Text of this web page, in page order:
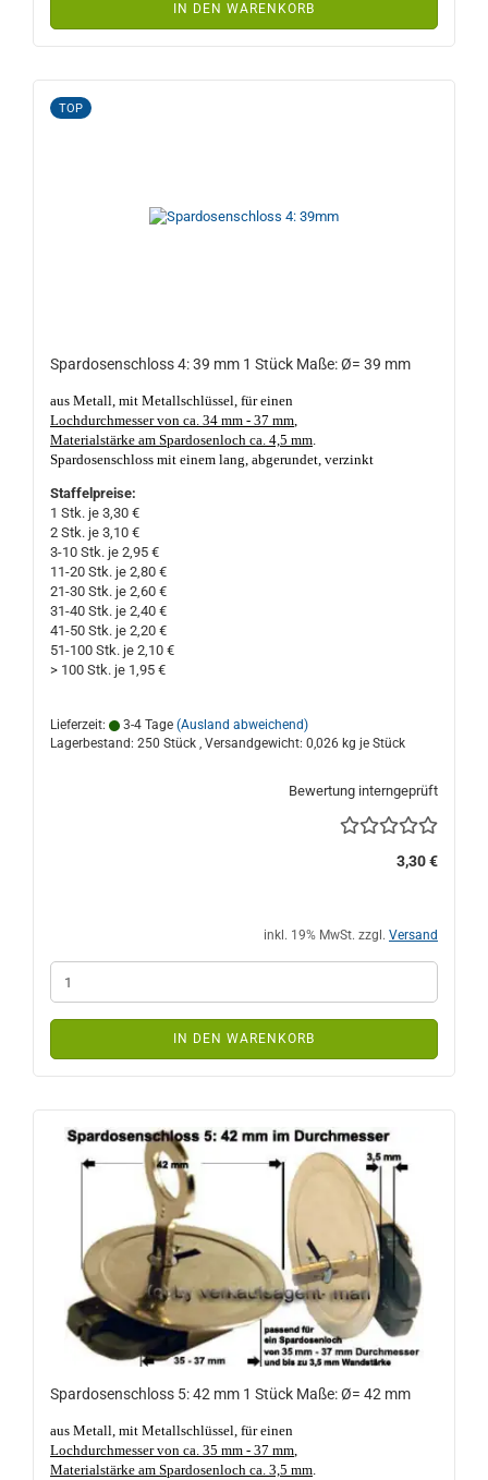
IN DEN WARENKORB
TOP
Spardosenschloss 4: 39 mm 1 Stück Maße: Ø= 39 mm
aus Metall, mit Metallschlüssel, für einen
Lochdurchmesser von ca. 34 mm - 37 mm,
Materialstärke am Spardosenloch ca. 4,5 mm.
Spardosenschloss mit einem lang, abgerundet, verzinkt
geschlitzt. Geeignet für Porzellan- und Keramik Sparschweine
und Spardosen. Made in Germany, gute Qualität. Das
Spardosenloch darf nicht kleiner als ca. 34 mm Ø und nicht
größer als ca. 37 mm Ø sein, Materialstärke am Loch sollte nicht
dicker, oder dünner als ca. 4,5 mm sein!
Staffelpreise:
1 Stk. je 3,30 €
2 Stk. je 3,10 €
3-10 Stk. je 2,95 €
11-20 Stk. je 2,80 €
21-30 Stk. je 2,60 €
31-40 Stk. je 2,40 €
41-50 Stk. je 2,20 €
51-100 Stk. je 2,10 €
> 100 Stk. je 1,95 €
Lieferzeit: 3-4 Tage (Ausland abweichend)
Lagerbestand: 250 Stück , Versandgewicht: 0,026 kg je Stück
Bewertung interngeprüft
3,30 €
inkl. 19% MwSt. zzgl. Versand
IN DEN WARENKORB
Spardosenschloss 5: 42 mm 1 Stück Maße: Ø= 42 mm
aus Metall, mit Metallschlüssel, für einen
Lochdurchmesser von ca. 35 mm - 37 mm,
Materialstärke am Spardosenloch ca. 3,5 mm.